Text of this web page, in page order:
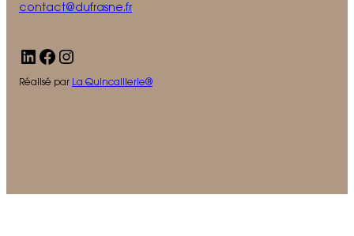
contact@dufrasne.fr
LinkedIn Facebook Instagram
Réalisé par La Quincaillerie®